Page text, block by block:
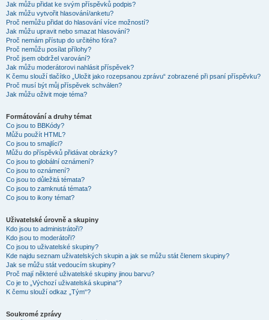
Jak můžu přidat ke svým příspěvků podpis?
Jak můžu vytvořit hlasování/anketu?
Proč nemůžu přidat do hlasování více možností?
Jak můžu upravit nebo smazat hlasování?
Proč nemám přístup do určitého fóra?
Proč nemůžu posílat přílohy?
Proč jsem obdržel varování?
Jak můžu moderátorovi nahlásit příspěvek?
K čemu slouží tlačítko „Uložit jako rozepsanou zprávu“ zobrazené při psaní příspěvku?
Proč musí být můj příspěvek schválen?
Jak můžu oživit moje téma?
Formátování a druhy témat
Co jsou to BBKódy?
Můžu použít HTML?
Co jsou to smajlíci?
Můžu do příspěvků přidávat obrázky?
Co jsou to globální oznámení?
Co jsou to oznámení?
Co jsou to důležitá témata?
Co jsou to zamknutá témata?
Co jsou to ikony témat?
Uživatelské úrovně a skupiny
Kdo jsou to administrátoři?
Kdo jsou to moderátoři?
Co jsou to uživatelské skupiny?
Kde najdu seznam uživatelských skupin a jak se můžu stát členem skupiny?
Jak se můžu stát vedoucím skupiny?
Proč mají některé uživatelské skupiny jinou barvu?
Co je to „Výchozí uživatelská skupina“?
K čemu slouží odkaz „Tým“?
Soukromé zprávy